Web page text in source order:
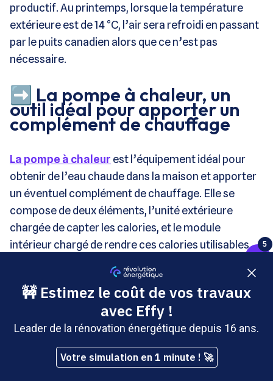
productif. Au printemps, lorsque la température
extérieure est de 14 °C, l’air sera refroidi en passant
par le puits canadien alors que ce n’est pas
nécessaire.
➡️ La pompe à chaleur, un
outil idéal pour apporter un
complément de chauffage
La pompe à chaleur est l’équipement idéal pour
obtenir de l’eau chaude dans la maison et apporter
un éventuel complément de chauffage. Elle se
compose de deux éléments, l’unité extérieure
chargée de capter les calories, et le module
intérieur chargé de rendre ces calories utilisables
La suite de votre contenu après cette annonce
5